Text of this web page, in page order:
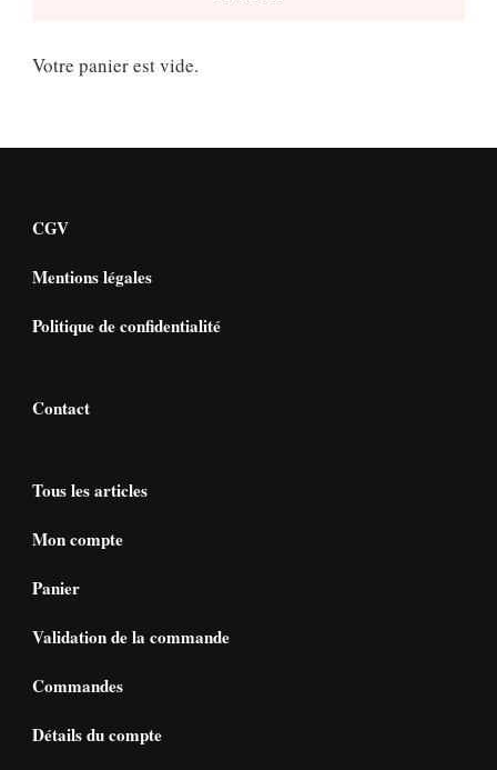
Votre panier est vide.
CGV
Mentions légales
Politique de confidentialité
Contact
Tous les articles
Mon compte
Panier
Validation de la commande
Commandes
Détails du compte